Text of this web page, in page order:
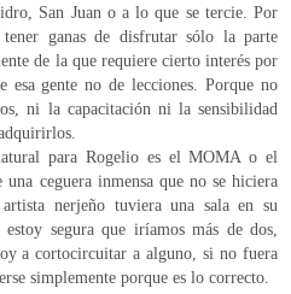
San Juan o a lo que se tercie. Por
tener ganas de disfrutar sólo la parte
de la que requiere cierto interés por
esa gente no de lecciones. Porque no
ni la capacitación ni la sensibilidad
para Rogelio es el MOMA o el
ceguera inmensa que no se hiciera
nerjeño tuviera una sala en su
segura que iríamos más de dos,
a cortocircuitar a alguno, si no fuera
simplemente porque es lo correcto.